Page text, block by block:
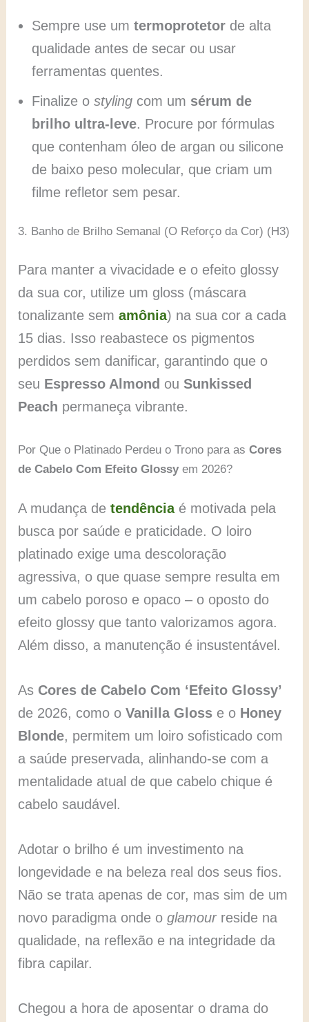
Sempre use umtermoprotetor de alta
qualidade antes de secar ou usar
ferramentas quentes.
Finalize ostyling com um sérum de
brilho ultra-leve. Procure por fórmulas
que contenham óleo de argan ou silicone
de baixo peso molecular, que criam um
filme refletor sem pesar.
3. Banho de Brilho Semanal (O Reforço da Cor) (H3)
Para manter a vivacidade e o efeito glossy
da sua cor, utilize um gloss (máscara
tonalizante semamônia) na sua cor a cada
15 dias. Isso reabastece os pigmentos
perdidos sem danificar, garantindo que o
seu Espresso Almond ouSunkissed
Peach permaneça vibrante.
Por Que o Platinado Perdeu o Trono para asCores
de Cabelo Com Efeito Glossy em 2026?
A mudança detendênciaé motivada pela
busca por saúde e praticidade. O loiro
platinado exige uma descoloração
agressiva, o que quase sempre resulta em
um cabelo poroso e opaco – o oposto do
efeito glossy que tanto valorizamos agora.
Além disso, a manutenção é insustentável.
As Cores de Cabelo Com ‘Efeito Glossy’
de 2026, como oVanilla Gloss e o Honey
Blonde, permitem um loiro sofisticado com
a saúde preservada, alinhando-se com a
mentalidade atual de que cabelo chique é
cabelo saudável.
Adotar o brilho é um investimento na
longevidade e na beleza real dos seus fios.
Não se trata apenas de cor, mas sim de um
novo paradigma onde oglamourreside na
qualidade, na reflexão e na integridade da
fibra capilar.
Chegou a hora de aposentar o drama do